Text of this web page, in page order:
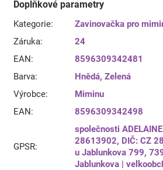
Doplňkové parametry
Kategorie:
Zavinovačka pro
Záruka:
24
EAN:
8596309342481
Barva: Hnědá, Zelená
Výrobce:
Miminu
EAN: 8596309342498
GPSR:
společnosti
28613902, DIČ: CZ
u Jablunkova 799,
Jablunkova |